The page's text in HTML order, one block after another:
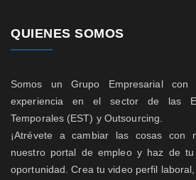
QUIENES SOMOS
Somos un Grupo Empresarial
experiencia en el sector de las
Temporales (EST) y Outsourcing.
¡Atrévete a cambiar las cosas con
nuestro portal de empleo y haz de
oportunidad. Crea tu video perfil